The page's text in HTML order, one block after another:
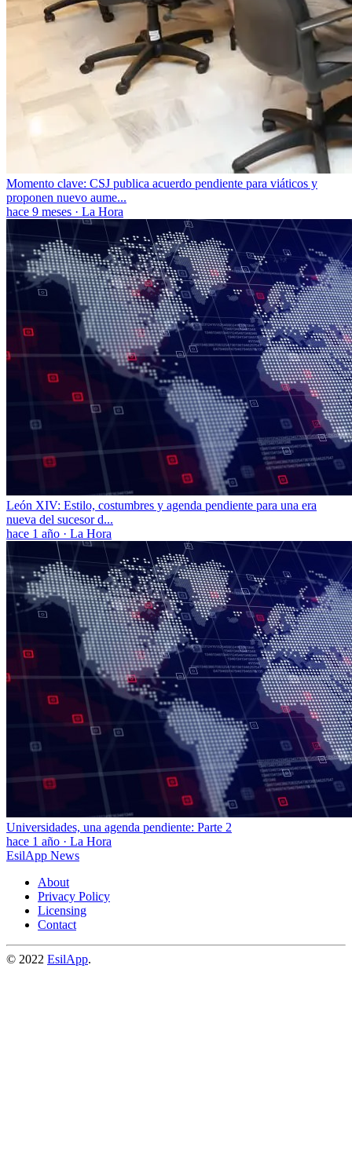
Momento clave: CSJ publica acuerdo pendiente para viáticos y
proponen nuevo aume...
hace 9 meses · La Hora
León XIV: Estilo, costumbres y agenda pendiente para una era
nueva del sucesor d...
hace 1 año · La Hora
Universidades, una agenda pendiente: Parte 2
hace 1 año · La Hora
EsilApp News
About
Privacy Policy
Licensing
Contact
© 2022 EsilApp.